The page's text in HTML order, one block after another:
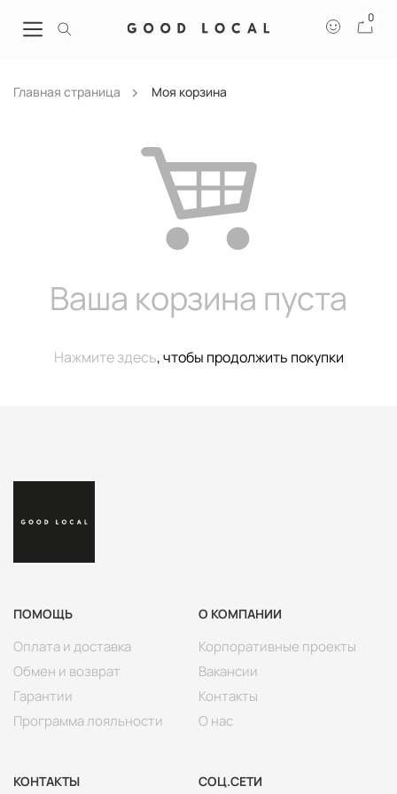
0
Главная страница Моя корзина
Ваша корзина пуста
Нажмите здесь, чтобы продолжить покупки
ПОМОЩЬ
Оплата и доставка
Обмен и возврат
Гарантии
Программа лояльности
О КОМПАНИИ
Корпоративные проекты
Вакансии
Контакты
О нас
КОНТАКТЫ СОЦ.СЕТИ
Согласен с политикой конфиденциальности